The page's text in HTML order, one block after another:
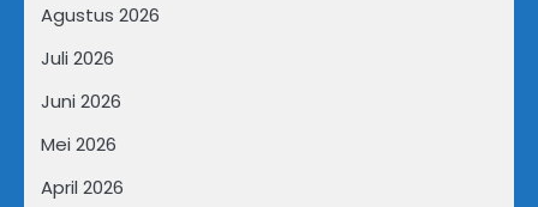
Agustus 2026
Juli 2026
Juni 2026
Mei 2026
April 2026